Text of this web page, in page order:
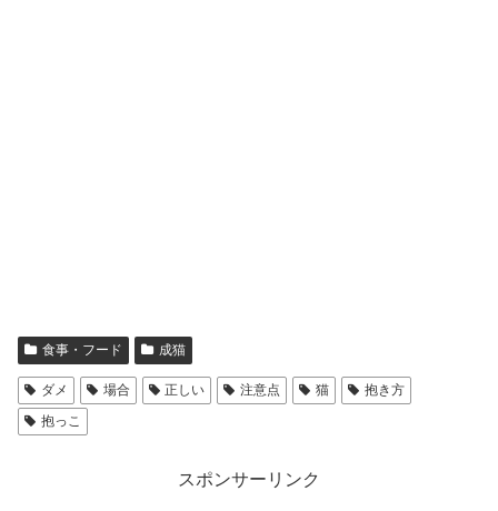
食事・フード 成猫
ダメ 場合 正しい 注意点 猫
抱き方
抱っこ
スポンサーリンク